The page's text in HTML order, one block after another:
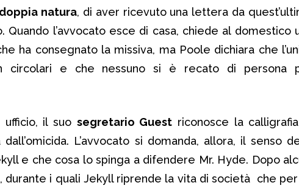
doppia natura, di aver ricevuto una lettera da
Quando l’avvocato esce di casa, chiede al domestico
ha consegnato la missiva, ma Poole dichiara che
circolari e che nessuno si è recato di persona
il suo segretario Guest riconosce la
L’avvocato si domanda, allora, il senso
e che cosa lo spinga a difendere Mr. Hyde. Dopo
i quali Jekyll riprende la vita di società che per